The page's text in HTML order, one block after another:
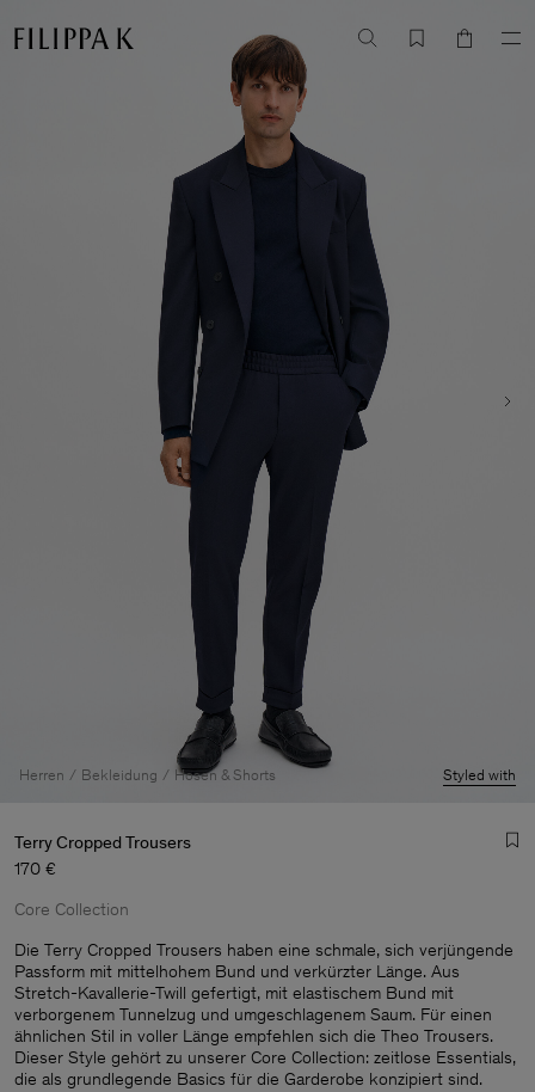
Herren
Herren Bekleidung Hosen & Shorts Styled with
Terry Cropped Trousers
170 €
Core Collection
Die Terry Cropped Trousers haben eine schmale, sich verjüngende
Passform mit mittelhohem Bund und verkürzter Länge. Aus
Stretch-Kavallerie-Twill gefertigt, mit elastischem Bund mit
verborgenem Tunnelzug und umgeschlagenem Saum. Für einen
ähnlichen Stil in voller Länge empfehlen sich die Theo Trousers.
Dieser Style gehört zu unserer Core Collection: zeitlose Essentials,
die als grundlegende Basics für die Garderobe konzipiert sind.